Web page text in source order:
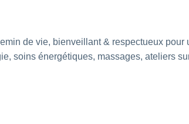
de vie, bienveillant & respectueux
soins énergétiques, massages, ateliers